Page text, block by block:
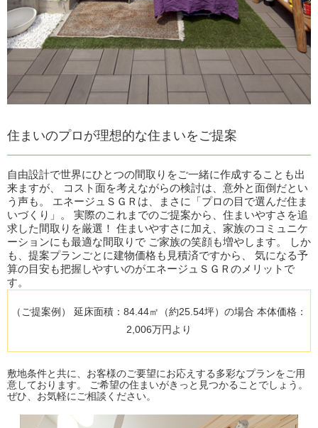
住まいのプロが理想的な住まいをご提案
自由設計で世界にひとつの間取りをご一緒に作成することも出
来ますが、 コスト面を考えながらの検討は、意外と面倒だとい
う声も。 エネージュＳＧＲは、まさに「プロの目で選んだ住ま
いづくり」。 実際のこれまでのご提案から、住まいやすさを追
求した間取りを厳選！ 住まいやすさに加え、家族のコミュニケ
ーションにも最適な間取りで ご家族の笑顔も増やします。 しか
も、提案プランごとに建物価格も見積済ですから、 気になる予
算の目安も把握しやすいのがエネージュＳＧＲのメリットで
す。
（ご提案例） 延床面積：84.44㎡（約25.54坪）の場合 本体価格：
2,006万円より
敷地条件と共に、お客様のご要望にお応えする多彩なプランをご用
意しております。 ご希望の住まいがきっと見つかることでしょう。
ぜひ、お気軽にご相談ください。